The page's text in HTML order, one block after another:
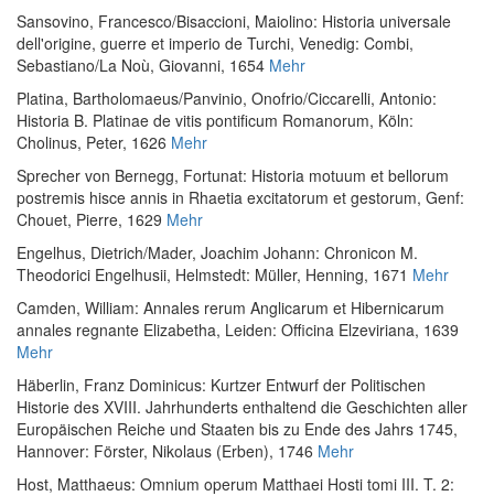
Sansovino, Francesco/Bisaccioni, Maiolino: Historia universale
dell'origine, guerre et imperio de Turchi, Venedig: Combi,
Sebastiano/La Noù, Giovanni, 1654 Mehr
Platina, Bartholomaeus/Panvinio, Onofrio/Ciccarelli, Antonio:
Historia B. Platinae de vitis pontificum Romanorum, Köln:
Cholinus, Peter, 1626 Mehr
Sprecher von Bernegg, Fortunat: Historia motuum et bellorum
postremis hisce annis in Rhaetia excitatorum et gestorum, Genf:
Chouet, Pierre, 1629 Mehr
Engelhus, Dietrich/Mader, Joachim Johann: Chronicon M.
Theodorici Engelhusii, Helmstedt: Müller, Henning, 1671 Mehr
Camden, William: Annales rerum Anglicarum et Hibernicarum
annales regnante Elizabetha, Leiden: Officina Elzeviriana, 1639
Mehr
Häberlin, Franz Dominicus: Kurtzer Entwurf der Politischen
Historie des XVIII. Jahrhunderts enthaltend die Geschichten aller
Europäischen Reiche und Staaten bis zu Ende des Jahrs 1745,
Hannover: Förster, Nikolaus (Erben), 1746 Mehr
Host, Matthaeus: Omnium operum Matthaei Hosti tomi III. T. 2: